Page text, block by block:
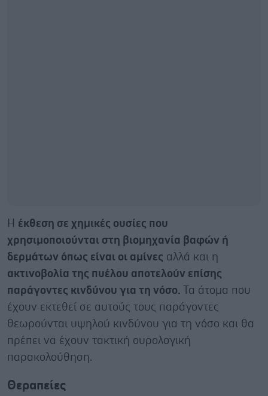
Η έκθεση σε χημικές ουσίες που
χρησιμοποιούνται στη βιομηχανία βαφών ή
δερμάτων όπως είναι οι αμίνες αλλά και η
ακτινοβολία της πυέλου αποτελούν επίσης
παράγοντες κινδύνου για τη νόσο.
Τα άτομα που
έχουν εκτεθεί σε αυτούς τους παράγοντες
θεωρούνται υψηλού κινδύνου για τη νόσο και θα
πρέπει να έχουν τακτική ουρολογική
παρακολούθηση.
Θεραπείες